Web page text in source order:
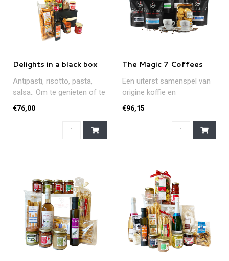
Delights in a black box
Antipasti, risotto, pasta,
salsa.. Om te genieten of te
laten genieten!..
€76,00
The Magic 7 Coffees
Een uiterst samenspel van
origine koffie en
huismengelingen. De
espresso-doppio..
€96,15